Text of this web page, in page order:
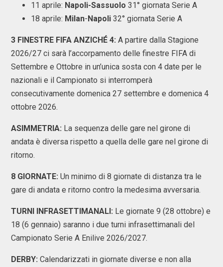
11 aprile: Napoli-Sassuolo 31° giornata Serie A
18 aprile: Milan- Napoli 32° giornata Serie A
3 FINESTRE FIFA ANZICHÉ 4: A partire dalla Stagione
2026/27 ci sarà l’accorpamento delle finestre FIFA di
Settembre e Ottobre in un’unica sosta con 4 date per le
nazionali e il Campionato si interromperà
consecutivamente domenica 27 settembre e domenica 4
ottobre 2026.
ASIMMETRIA: La sequenza delle gare nel girone di
andata è diversa rispetto a quella delle gare nel girone di
ritorno.
8 GIORNATE: Un minimo di 8 giornate di distanza tra le
gare di andata e ritorno contro la medesima avversaria.
TURNI INFRASETTIMANALI: Le giornate 9 (28 ottobre) e
18 (6 gennaio) saranno i due turni infrasettimanali del
Campionato Serie A Enilive 2026/2027.
DERBY: Calendarizzati in giornate diverse e non alla